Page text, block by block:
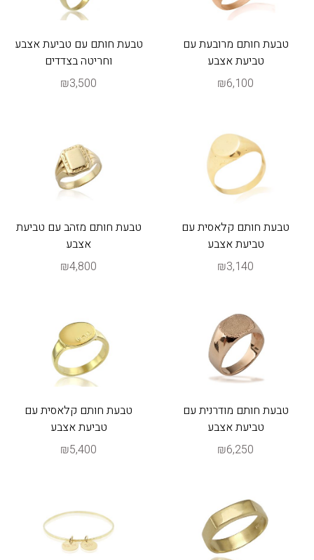
טבעת חותם מרובעת עם
טביעת אצבע
₪6,100
טבעת חותם עם טביעת אצבע
וחריטה בצדדים
₪3,500
טבעת חותם קלאסית עם
טביעת אצבע
₪3,140
טבעת חותם מזהב עם טביעת
אצבע
₪4,800
טבעת חותם מודרנית עם
טביעת אצבע
₪6,250
טבעת חותם קלאסית עם
טביעת אצבע
₪5,400